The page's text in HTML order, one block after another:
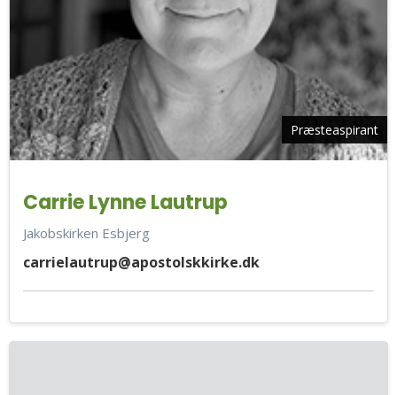
Præsteaspirant
Carrie Lynne Lautrup
Jakobskirken Esbjerg
carrielautrup@apostolskkirke.dk